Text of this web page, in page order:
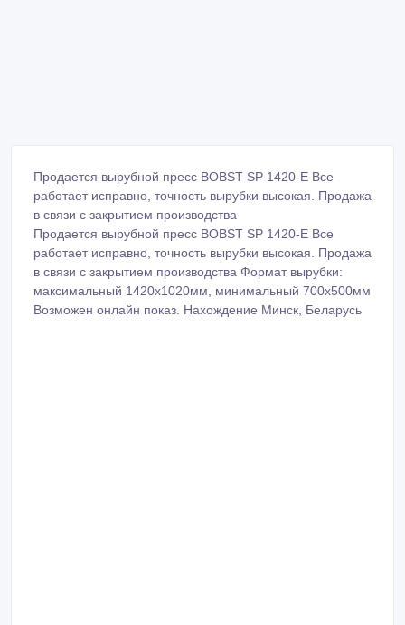
Продается вырубной пресс BOBST SP 1420-E Все
работает исправно, точность вырубки высокая. Продажа
в связи с закрытием производства
Продается вырубной пресс BOBST SP 1420-E Все
работает исправно, точность вырубки высокая. Продажа
в связи с закрытием производства Формат вырубки:
максимальный 1420х1020мм, минимальный 700х500мм
Возможен онлайн показ. Нахождение Минск, Беларусь